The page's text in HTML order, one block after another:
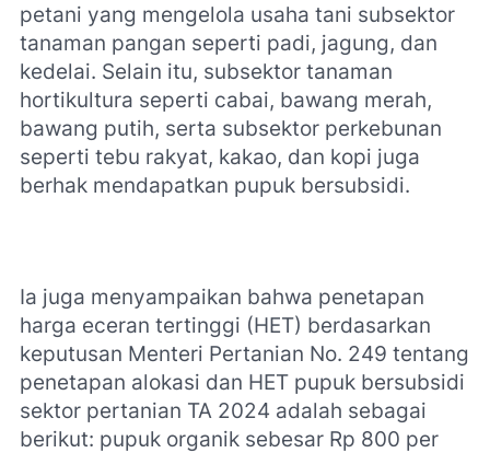
petani yang mengelola usaha tani subsektor
tanaman pangan seperti padi, jagung, dan
kedelai. Selain itu, subsektor tanaman
hortikultura seperti cabai, bawang merah,
bawang putih, serta subsektor perkebunan
seperti tebu rakyat, kakao, dan kopi juga
berhak mendapatkan pupuk bersubsidi.
Ia juga menyampaikan bahwa penetapan
harga eceran tertinggi (HET) berdasarkan
keputusan Menteri Pertanian No. 249 tentang
penetapan alokasi dan HET pupuk bersubsidi
sektor pertanian TA 2024 adalah sebagai
berikut: pupuk organik sebesar Rp 800 per